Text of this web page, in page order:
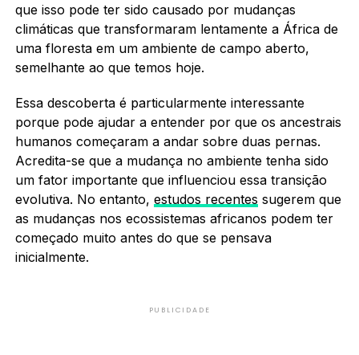
que isso pode ter sido causado por mudanças
climáticas que transformaram lentamente a África de
uma floresta em um ambiente de campo aberto,
semelhante ao que temos hoje.
Essa descoberta é particularmente interessante
porque pode ajudar a entender por que os ancestrais
humanos começaram a andar sobre duas pernas.
Acredita-se que a mudança no ambiente tenha sido
um fator importante que influenciou essa transição
evolutiva. No entanto, estudos recentes sugerem que
as mudanças nos ecossistemas africanos podem ter
começado muito antes do que se pensava
inicialmente.
PUBLICIDADE